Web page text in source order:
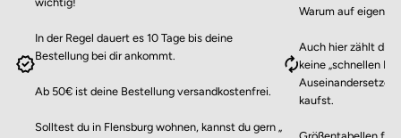
In der Regel dauert es 10 Tage bis deine
Bestellung bei dir ankommt.
Ab 50€ ist deine Bestellung versandkostenfrei.
Solltest du in Flensburg wohnen, kannst du gern „
Warum auf eigene
Auch hier zählt die
keine „schnellen
Auseinandersetzen
kaufst.